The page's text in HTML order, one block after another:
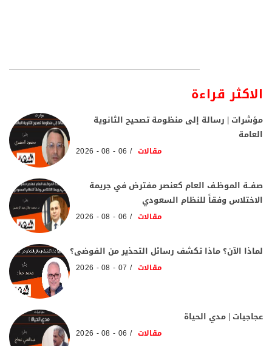
الاكثر قراءة
مؤشرات | رسالة إلى منظومة تصحيح الثانوية
العامة
مقالات 06 - 08 - 2026
صفــة الموظـف العام كعنصر مفترض في جريمة
الاختلاس وفقاً للنظام السعودي
مقالات 06 - 08 - 2026
لماذا الآن؟ ماذا تكشف رسائل التحذير من الفوضى؟
مقالات 07 - 08 - 2026
عجاجيات | مدي الحياة
مقالات 06 - 08 - 2026